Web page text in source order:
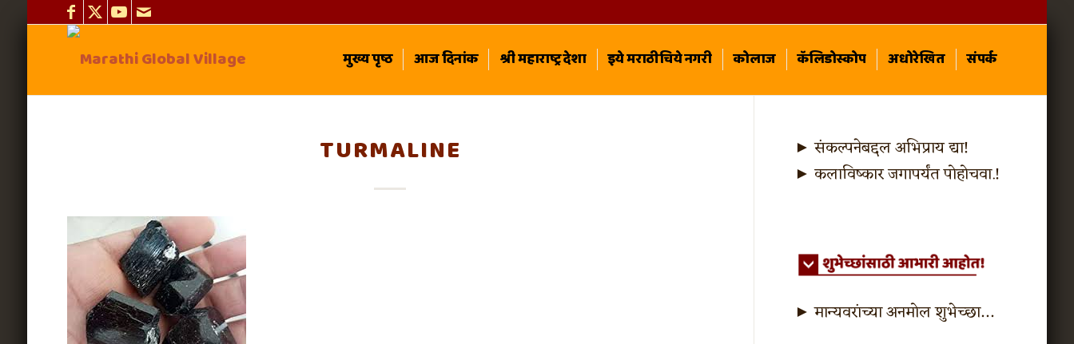
मुख्य पृष्ठ आज दिनांक श्री महाराष्ट्र देशा इये मराठीचिये नगरी कोलाज कॅलिडोस्कोप अधोरेखित संपर्क
TURMALINE
► संकल्पनेबद्दल अभिप्राय द्या!
► कलाविष्कार जगापर्यंत पोहोचवा.!
► मान्यवरांच्या अनमोल शुभेच्छा…